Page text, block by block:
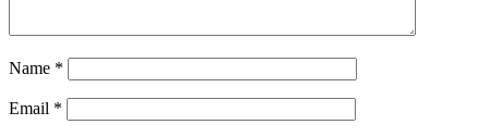
Name *
Email *